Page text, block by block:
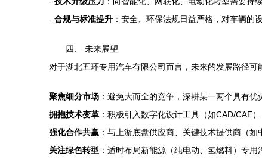
- 合规与标准提升 ：安全、环保法规日益严格，对车辆的
四、 未来展望
对于湖北五环专用汽车有限公司而言，未来的发展路径可
聚焦细分市场 ：避免大而全的竞争，深耕某一两个具有
拥抱技术变革 ：积极引入数字化设计工具（如CAD/CAE
强化合作共赢 ：与上游底盘供应商、关键技术提供商（
关注绿色转型 ：适时布局新能源（纯电动、氢燃料）专用